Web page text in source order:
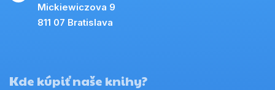
Mickiewiczova 9
811 07 Bratislava
Kde kúpiť naše knihy?